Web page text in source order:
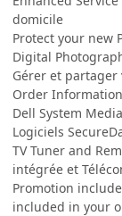
domicile
Protect your new
Digital
Gérer et
Order
Dell System
Logiciels
TV Tuner and
intégrée et
Promotion
included in your